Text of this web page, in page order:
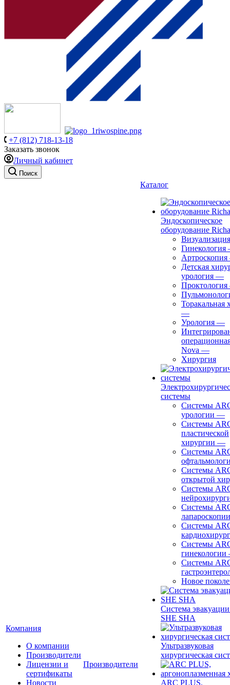
+7 (812) 718-13-18
Заказать звонок
Личный кабинет
Поиск
Компания
О компании
Производители
Лицензии и
сертификаты
Новости
Производители
Каталог
Эндоскопическое
оборудование
Визуализация
Гинекология
Артроскопия
Детская
урология —
Проктология
Торакальная
—
Урология —
Nova —
Хирургия
системы
Системы
урологии —
Системы
пластической
хирургии —
Системы
Системы
открытой
Системы
Системы
лапароскопии
Системы
Системы
гинекологии
Системы
Новое
Система
SHE SHA
Ультразвуковая
хирургическая
ARC PLUS,